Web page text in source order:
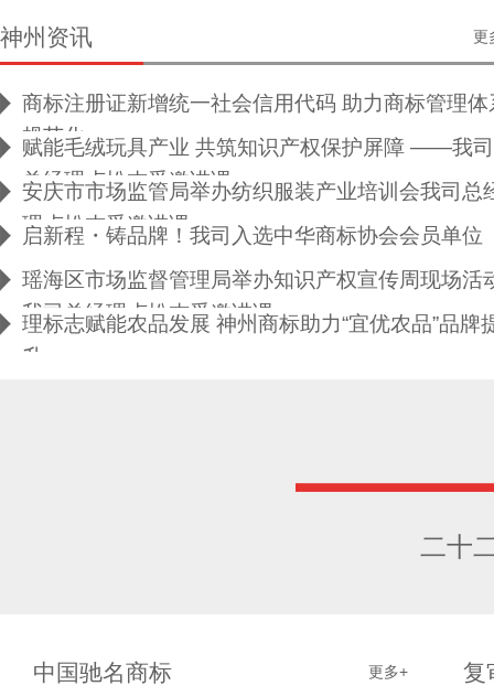
神州资讯 更
商标注册证新增统一社会信用代码 助力商标管理体
规范化
赋能毛绒玩具产业 共筑知识产权保护屏障 ——我司
总经理卢松杰受邀讲课
安庆市市场监管局举办纺织服装产业培训会我司总
理卢松杰受邀讲课
启新程・铸品牌！我司入选中华商标协会会员单位
瑶海区市场监督管理局举办知识产权宣传周现场活
我司总经理卢松杰受邀讲课
理标志赋能农品发展 神州商标助力“宜优农品”品牌
升
二十
中国驰名商标 更多+ 复